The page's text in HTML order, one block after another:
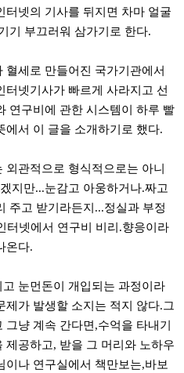
터넷의 기사를 뒤지면 차마 얼굴
기 부끄러워 삼가기로 한다.
세로 만들어진 국가기관에서
넷기사가 빠르게 사라지고 선
연구비에 관한 시스템이 하루 빨
에서 이 글을 소개하기로 했다.
관적으로 형식적으로는 아니
지만...눈감고 아웅하거나.짜고
주고 받기라든지...정실과 부정
터넷에서 연구비 비리.향응이라
온다.
눈먼돈이 개입되는 과정이라
제가 발생할 소지는 적지 않다.그
냥 계속 간다면,수억을 타내기
제공하고, 받을 그 머리와 노하우
나 연구실에서 책만보는,바보